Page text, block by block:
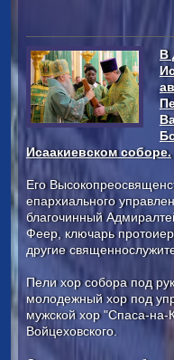
В
Исаакиевском соборе.
Его
епархиального
благочинный
Феер, ключарь
другие
Пели хор собора под
молодежный хор под
мужской хор "Спаса-
Войцеховского.